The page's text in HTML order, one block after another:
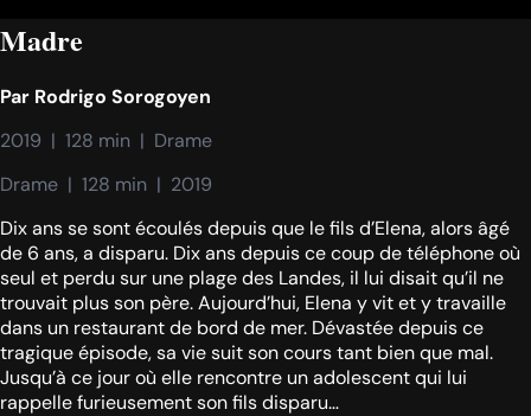
Madre
Par Rodrigo Sorogoyen
2019  |  128 min  |  Drame
Drame  |  128 min  |  2019
Dix ans se sont écoulés depuis que le fils d’Elena, alors âgé
de 6 ans, a disparu. Dix ans depuis ce coup de téléphone où
seul et perdu sur une plage des Landes, il lui disait qu’il ne
trouvait plus son père. Aujourd’hui, Elena y vit et y travaille
dans un restaurant de bord de mer. Dévastée depuis ce
tragique épisode, sa vie suit son cours tant bien que mal.
Jusqu’à ce jour où elle rencontre un adolescent qui lui
rappelle furieusement son fils disparu…